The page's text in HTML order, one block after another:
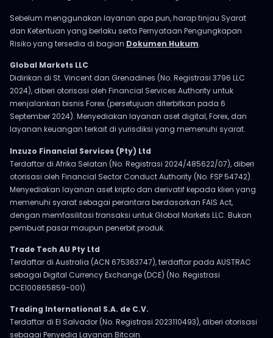
Sebelum menggunakan layanan apa pun, harap tinjau Syarat
dan Ketentuan yang berlaku serta Pernyataan Pengungkapan
Risiko yang tersedia di bagian Dokumen Hukum.
Global Markets LLC
Didirikan di St. Vincent dan Grenadines (No. Registrasi 3796 LLC
2024), diberi otorisasi oleh Financial Services Authority untuk
menjalankan bisnis Forex (persetujuan diterbitkan pada 6
September 2024). Menyediakan layanan aset digital, Forex, dan
layanan keuangan terkait di yurisdiksi yang memenuhi syarat.
Inzuzo Financial Services (Pty) Ltd
Terdaftar di Afrika Selatan (No. Registrasi 2024/485622/07), diberi
otorisasi oleh Financial Sector Conduct Authority (No. FSP 54742).
Menyediakan layanan aset kripto dan derivatif kepada klien yang
memenuhi syarat sebagai perantara berdasarkan FAIS Act,
dengan memfasilitasi transaksi untuk Global Markets LLC. Bukan
pembuat pasar maupun penerbit produk.
Trade Tech AU Pty Ltd
Terdaftar di Australia (ACN 675363747), terdaftar pada AUSTRAC
sebagai Digital Currency Exchange (DCE) (No. Registrasi
DCE100865859-001).
Trading International S.A. de C.V.
Terdaftar di El Salvador (No. Registrasi 2023110493), diberi otorisasi
sebagai Penyedia Layanan Bitcoin.